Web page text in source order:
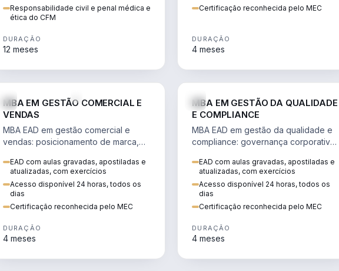
Responsabilidade civil e penal médica e
ética do CFM
DURAÇÃO
12 meses
Certificação reconhecida pelo MEC
DURAÇÃO
4 meses
MBA EM GESTÃO COMERCIAL E
VENDAS
MBA EAD em gestão comercial e
vendas: posicionamento de marca,
comportamento do consumidor na
era digital.
EAD com aulas gravadas, apostiladas e
atualizadas, com exercícios
Acesso disponível 24 horas, todos os
dias
Certificação reconhecida pelo MEC
DURAÇÃO
4 meses
MBA EM GESTÃO DA QUALIDADE
E COMPLIANCE
MBA EAD em gestão da qualidade e
compliance: governança corporativa,
contínua e IA aplicada a processos.
EAD com aulas gravadas, apostiladas e
atualizadas, com exercícios
Acesso disponível 24 horas, todos os
dias
Certificação reconhecida pelo MEC
DURAÇÃO
4 meses